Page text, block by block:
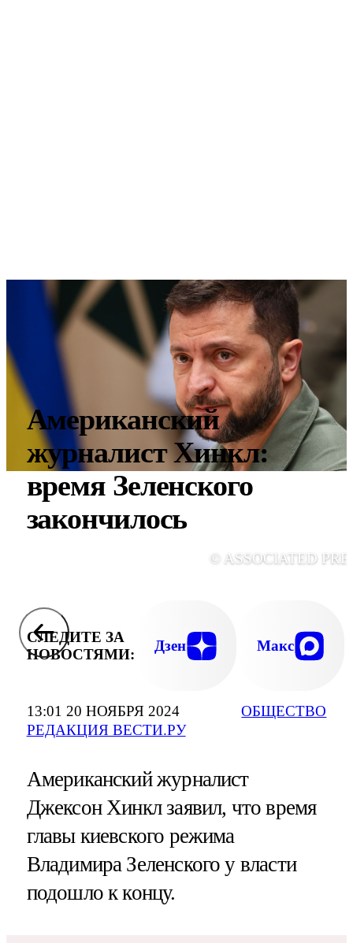
13:01 20 НОЯБРЯ 2024
РЕДАКЦИЯ ВЕСТИ.РУ
ОБЩЕСТВО
Американский
журналист Хинкл:
время Зеленского
закончилось
© ASSOCIATED
СЛЕДИТЕ ЗА
НОВОСТЯМИ:
Дзен Макс
Американский журналист
Джексон Хинкл заявил, что время
главы киевского режима
Владимира Зеленского у власти
подошло к концу.